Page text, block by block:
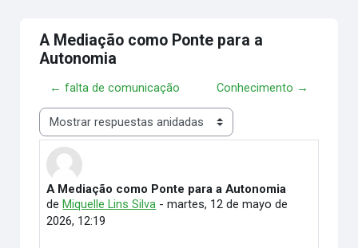
A Mediação como Ponte para a
Autonomia
← falta de comunicação Conhecimento →
Mostrar modo
A Mediação como Ponte para a Autonomia
de Miquelle Lins Silva -martes, 12 de mayo de
2026, 12:19
Número de respuestas: 0